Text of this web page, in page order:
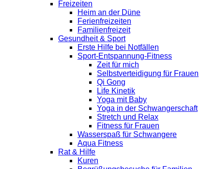
Freizeiten
Heim an der Düne
Ferienfreizeiten
Familienfreizeit
Gesundheit & Sport
Erste Hilfe bei Notfällen
Sport-Entspannung-Fitness
Zeit für mich
Selbstverteidigung für Frauen
Qi Gong
Life Kinetik
Yoga mit Baby
Yoga in der Schwangerschaft
Stretch und Relax
Fitness für Frauen
Wasserspaß für Schwangere
Aqua Fitness
Rat & Hilfe
Kuren